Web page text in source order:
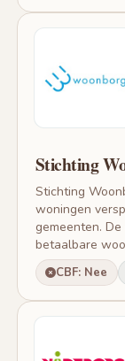
Stichting
Stichting
woningen
gemeenten.
betaalbare
CBF: Nee